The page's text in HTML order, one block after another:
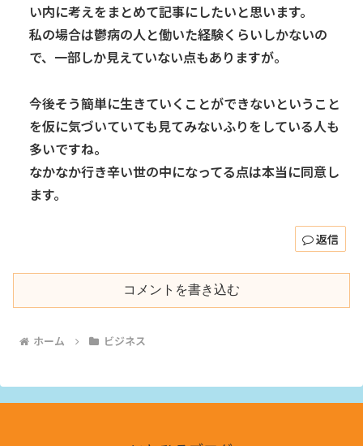
い内に考えをまとめて記事にしたいと思います。
私の場合は鬱病の人と働いた経験くらいしかないの
で、一部しか見えていない点もありますが。
今後そう簡単に生きていくことができないということ
を仮に気づいていても見てみないふりをしている人も
多いですね。
なかなか行き辛い世の中になってる点は本当に同意し
ます。
返信
コメントを書き込む
ホーム ビジネス